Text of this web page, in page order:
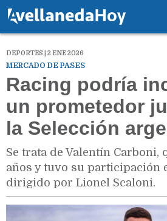
DEPORTES | 2 ENE 2026
MERCADO DE PASES
Racing podría
un prometedor
la Selección
Se trata de Valentín Carboni,
años y tuvo su participación
dirigido por Lionel Scaloni.